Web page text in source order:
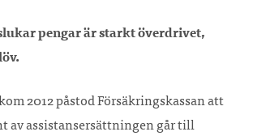
pengar är starkt överdrivet,
2012 påstod Försäkringskassan att
av assistansersättningen går till